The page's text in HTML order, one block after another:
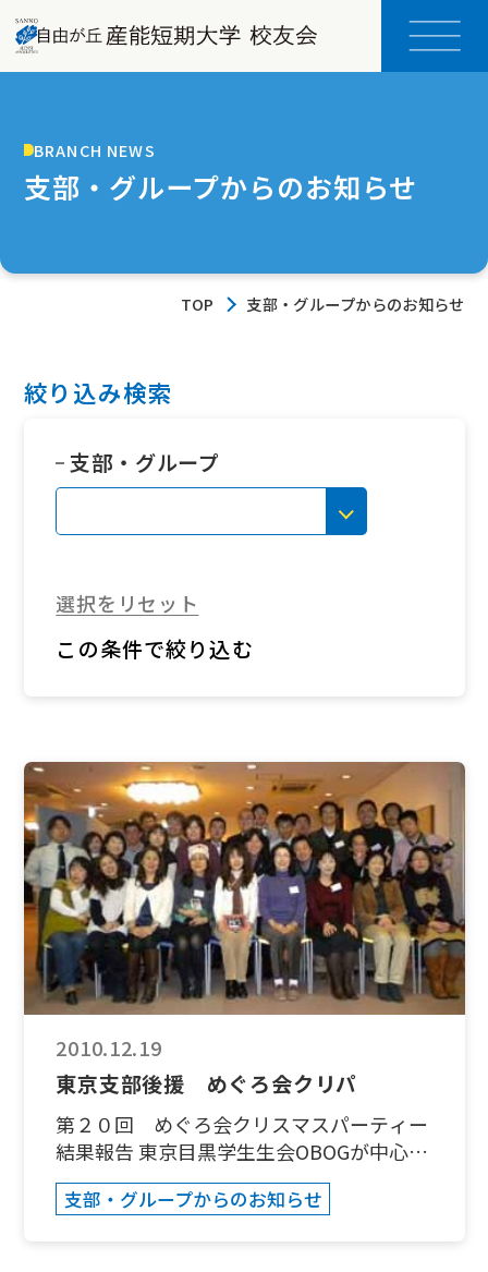
BRANCH NEWS
支部・グループからのお知らせ
TOP 支部・グループからのお知らせ
絞り込み検索
支部・グループ
選択をリセット
この条件で絞り込む
2010.12.19
東京支部後援 めぐろ会クリパ
第２０回 めぐろ会クリスマスパーティー
結果報告 東京目黒学生生会OBOGが中心に
発足されたグループ校友会「めぐろ会」の
恒例クリスマスパーティーも現役学生会時
支部・グループからのお知らせ